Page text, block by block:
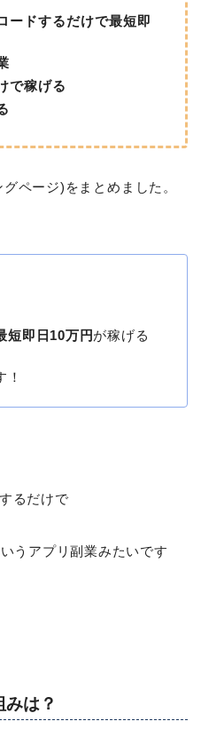
ードするだけで最短即
で稼げる
ページ)をまとめました。
短即日10万円が稼げる
！
るだけで
うアプリ副業みたいです
は？